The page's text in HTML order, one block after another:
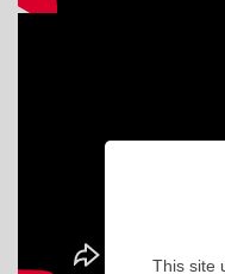
This site